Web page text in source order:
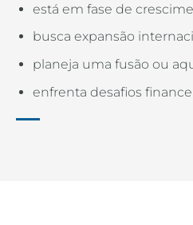
está em fase de
busca expansão
planeja uma fusão ou
enfrenta desafios